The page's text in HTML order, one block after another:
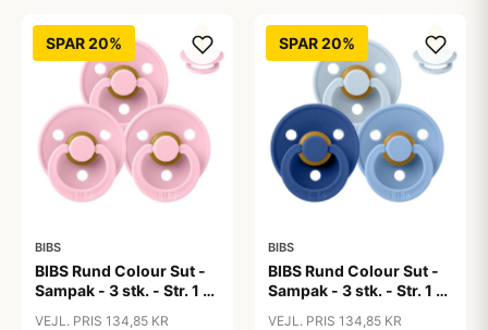
SPAR 20%
BIBS
BIBS Rund Colour Sut -
Sampak - 3 stk. - Str. 1 -
VEJL. PRIS 134,85 KR
SPAR 20%
BIBS
BIBS Rund Colour Sut -
Sampak - 3 stk. - Str. 1 -
VEJL. PRIS 134,85 KR